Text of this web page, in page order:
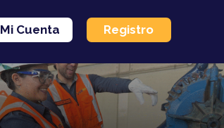
Mi Cuenta Registro